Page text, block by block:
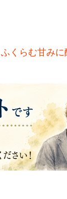
くらむ甘み